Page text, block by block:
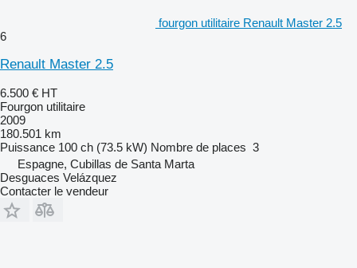
fourgon utilitaire Renault Master 2.5
6
Renault Master 2.5
6.500 € HT
Fourgon utilitaire
2009
180.501 km
Puissance 100 ch (73.5 kW) Nombre de places 3
Espagne, Cubillas de Santa Marta
Desguaces Velázquez
Contacter le vendeur